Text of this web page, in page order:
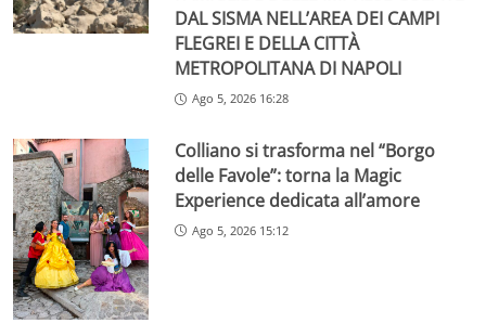
DAL SISMA NELL’AREA DEI CAMPI
FLEGREI E DELLA CITTÀ
METROPOLITANA DI NAPOLI
Ago 5, 2026 16:28
Colliano si trasforma nel “Borgo
delle Favole”: torna la Magic
Experience dedicata all’amore
Ago 5, 2026 15:12